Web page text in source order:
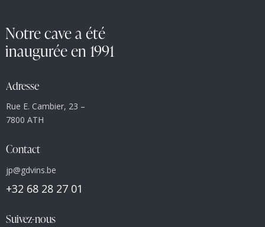
Notre cave a été
inaugurée en 1991
Adresse
Rue E. Cambier, 23 –
7800 ATH
Contact
jp@gdvins.be
+32 68 28 27 01
Suivez-nous